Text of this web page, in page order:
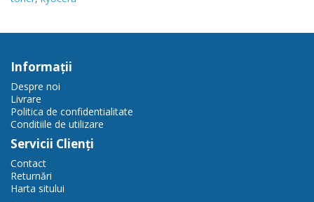
Informaţii
Despre noi
Livrare
Politica de confidentialitate
Conditiile de utilizare
Servicii Clienţi
Contact
Returnări
Harta sitului